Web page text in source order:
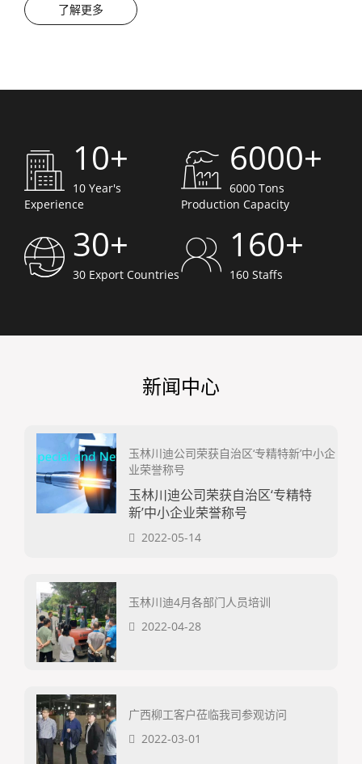
了解更多
10+
10 Year's
Experience
6000+
6000 Tons
Production Capacity
30+
30 Export Countries
160+
160 Staffs
新闻中心
玉林川迪公司荣获自治区‘专精特新’中小企
业荣誉称号
玉林川迪公司荣获自治区‘专精特
新’中小企业荣誉称号
2022-05-14
玉林川迪4月各部门人员培训
2022-04-28
广西柳工客户莅临我司参观访问
2022-03-01